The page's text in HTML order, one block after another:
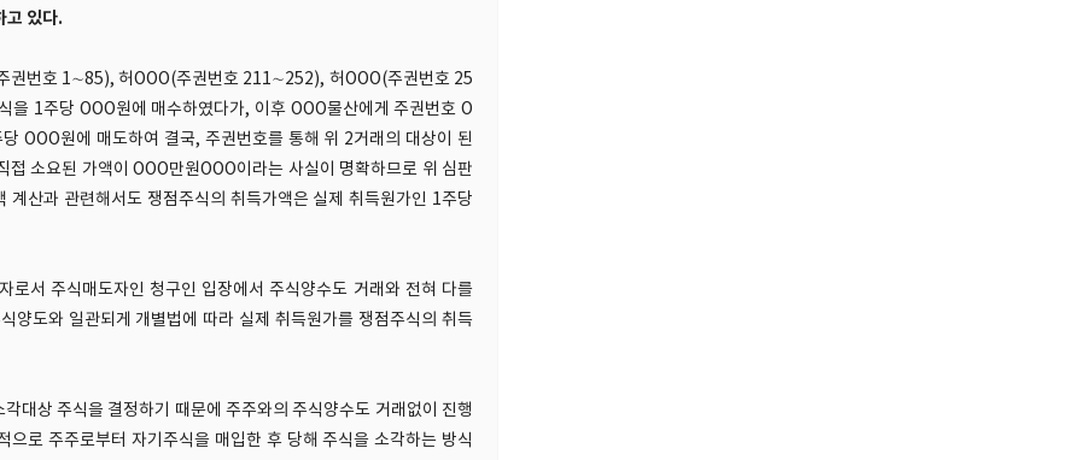
고 있다.
권번호 1∼85), 허OOO(주권번호 211∼252), 허OOO(주권번호 25
1주당 OOO원에 매수하였다가, 이후 OOO물산에게 주권번호 O
OOO원에 매도하여 결국, 주권번호를 통해 위 2거래의 대상이 된
소요된 가액이 OOO만원OOO이라는 사실이 명확하므로 위 심판
계산과 관련해서도 쟁점주식의 취득가액은 실제 취득원가인 1주당
로서 주식매도자인 청구인 입장에서 주식양수도 거래와 전혀 다를
양도와 일관되게 개별법에 따라 실제 취득원가를 쟁점주식의 취득
대상 주식을 결정하기 때문에 주주와의 주식양수도 거래없이 진행
으로 주주로부터 자기주식을 매입한 후 당해 주식을 소각하는 방식